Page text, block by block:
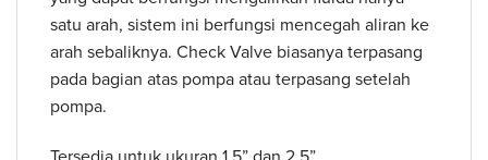
satu arah, sistem ini berfungsi mencegah aliran ke
arah sebaliknya. Check Valve biasanya terpasang
pada bagian atas pompa atau terpasang setelah
pompa.